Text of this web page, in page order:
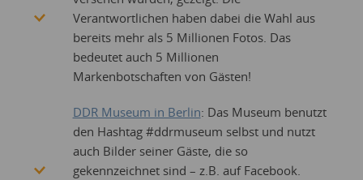
Verantwortlichen haben dabei die Wahl aus
bereits mehr als 5 Millionen Fotos. Das
bedeutet auch 5 Millionen
Markenbotschaften von Gästen!
DDR Museum in Berlin: Das Museum benutzt
den Hashtag #ddrmuseum selbst und nutzt
auch Bilder seiner Gäste, die so
gekennzeichnet sind – z.B. auf Facebook.